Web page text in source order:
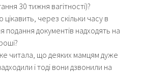
30 тижня вагітності)?
цікавить, через скільки часу в
подання документів надходять на
читала, що деяких мамцям дуже
і тоді вони дзвонили на